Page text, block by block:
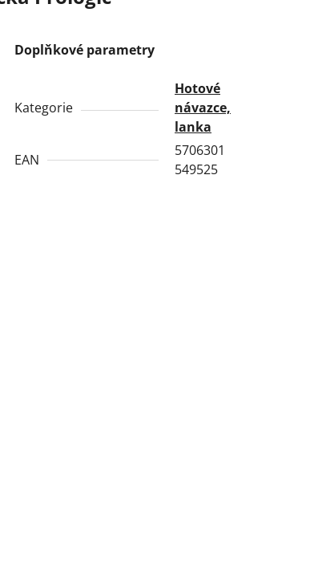
Doplňkové parametry
Kategorie
Hotové
návazce,
lanka
EAN
5706301
549525